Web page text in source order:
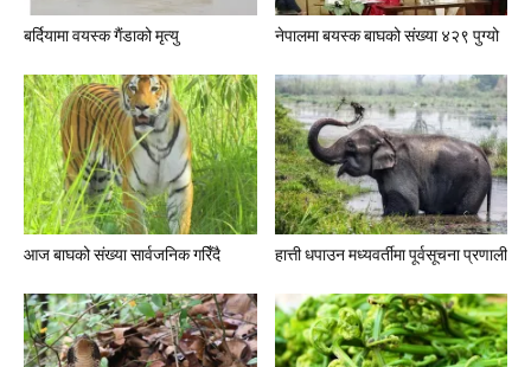
बर्दियामा वयस्क गैंडाको मृत्यु नेपालमा बयस्क बाघको संख्या ४२९ पुग्यो
आज बाघको संख्या सार्वजनिक गरिँदै हात्ती धपाउन मध्यवर्तीमा पूर्वसूचना प्रणाली